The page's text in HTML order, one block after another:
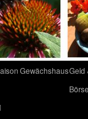
GewächshausGeld